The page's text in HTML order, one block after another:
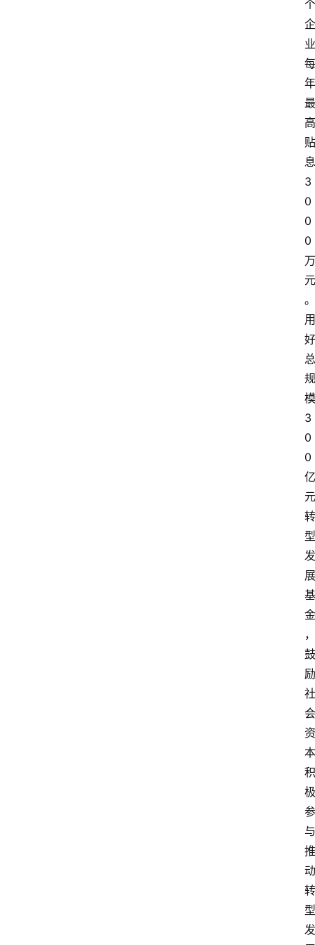
个
企
业
每
年
最
高
贴
息
3
0
0
0
万
元
。
用
好
总
规
模
3
0
0
亿
元
转
型
发
展
基
金
，
鼓
励
社
会
资
本
积
极
参
与
推
动
转
型
发